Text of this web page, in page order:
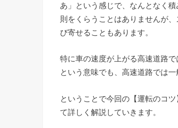
あ」という感じで、なんとなく
則をくらうことはありませんが
び寄せることもあります。
特に車の速度が上がる高速道路
という意味でも、高速道路では
ということで今回の【運転のコ
て詳しく解説していきます。